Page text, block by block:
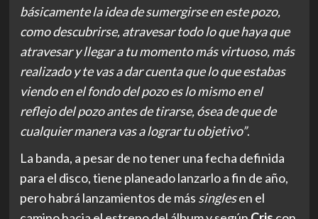
básicamente la idea de sumergirse en este pozo,
como descubrirse, atravesar todo lo que haya que
atravesar y llegar a tu momento más virtuoso, más
realizado y te vas a dar cuenta que lo que estabas
viendo en el fondo del pozo es lo mismo en el
reflejo del pozo antes de tirarse, ósea de que de
cualquier manera vas a lograr tu objetivo”.
La banda, a pesar de no tener una fecha definida
para el disco, tiene planeado lanzarlo a fin de año,
pero habrá lanzamientos de más singlesen el